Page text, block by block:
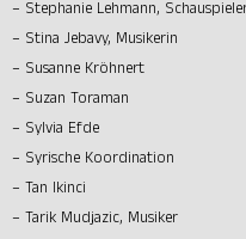
– Stephanie Lehmann,
– Stina Jebavy, Musikerin
– Susanne Kröhnert
– Suzan Toraman
– Sylvia Efde
– Syrische Koordination
– Tan Ikinci
– Tarik Mudjazic, Musiker